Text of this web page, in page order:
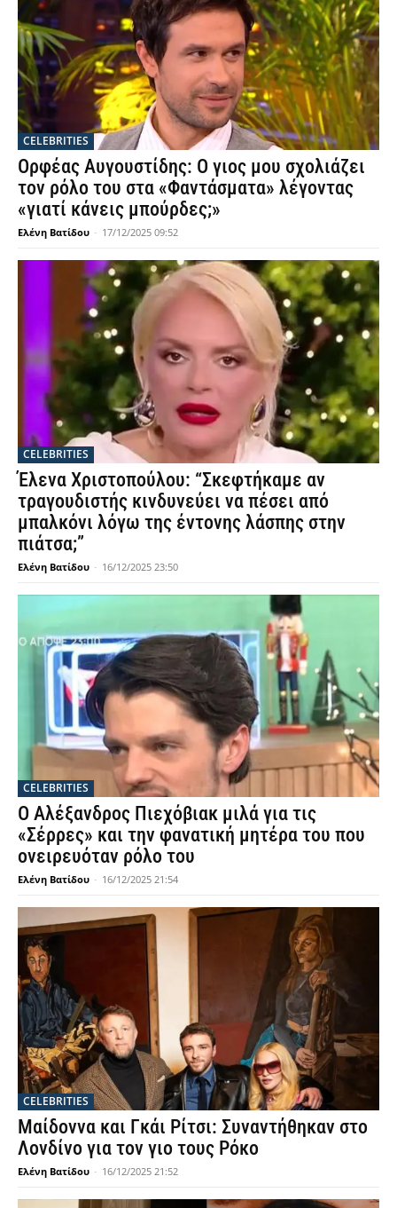
CELEBRITIES
Ορφέας Αυγουστίδης: Ο γιος μου σχολιάζει
τον ρόλο του στα «Φαντάσματα» λέγοντας
«γιατί κάνεις μπούρδες;»
Ελένη Βατίδου - 17/12/2025 09:52
CELEBRITIES
Έλενα Χριστοπούλου: “Σκεφτήκαμε αν
τραγουδιστής κινδυνεύει να πέσει από
μπαλκόνι λόγω της έντονης λάσπης στην
πιάτσα;”
Ελένη Βατίδου - 16/12/2025 23:50
CELEBRITIES
Ο Αλέξανδρος Πιεχόβιακ μιλά για τις
«Σέρρες» και την φανατική μητέρα του που
ονειρευόταν ρόλο του
Ελένη Βατίδου - 16/12/2025 21:54
CELEBRITIES
Μαίδοννα και Γκάι Ρίτσι: Συναντήθηκαν στο
Λονδίνο για τον γιο τους Ρόκο
Ελένη Βατίδου - 16/12/2025 21:52